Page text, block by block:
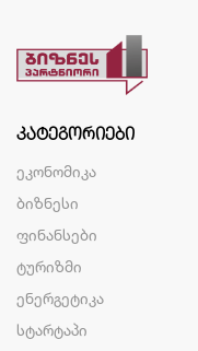
ᲙᲐᲢᲔᲒᲝᲠᲘᲔᲑᲘ
ეკონომიკა
ბიზნესი
ფინანსები
ტურიზმი
ენერგეტიკა
სტარტაპი